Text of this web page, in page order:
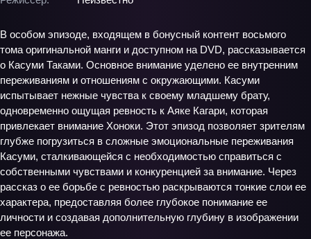
В особом эпизоде, входящем в бонусный контент восьмого
тома оригинальной манги и доступном на DVD, рассказывается
о Касуми Таками. Основное внимание уделено ее внутренним
переживаниям и отношениям с окружающими. Касуми
испытывает нежные чувства к своему младшему брату,
одновременно ощущая ревность к Аяке Кагари, которая
привлекает внимание Хоноки. Этот эпизод позволяет зрителям
глубже погрузиться в сложные эмоциональные переживания
Касуми, сталкивающейся с необходимостью справиться с
собственными чувствами и конкуренцией за внимание. Через
рассказ о ее борьбе с ревностью раскрываются тонкие слои ее
характера, предоставляя более глубокое понимание ее
личности и создавая дополнительную глубину в изображении
ее персонажа.